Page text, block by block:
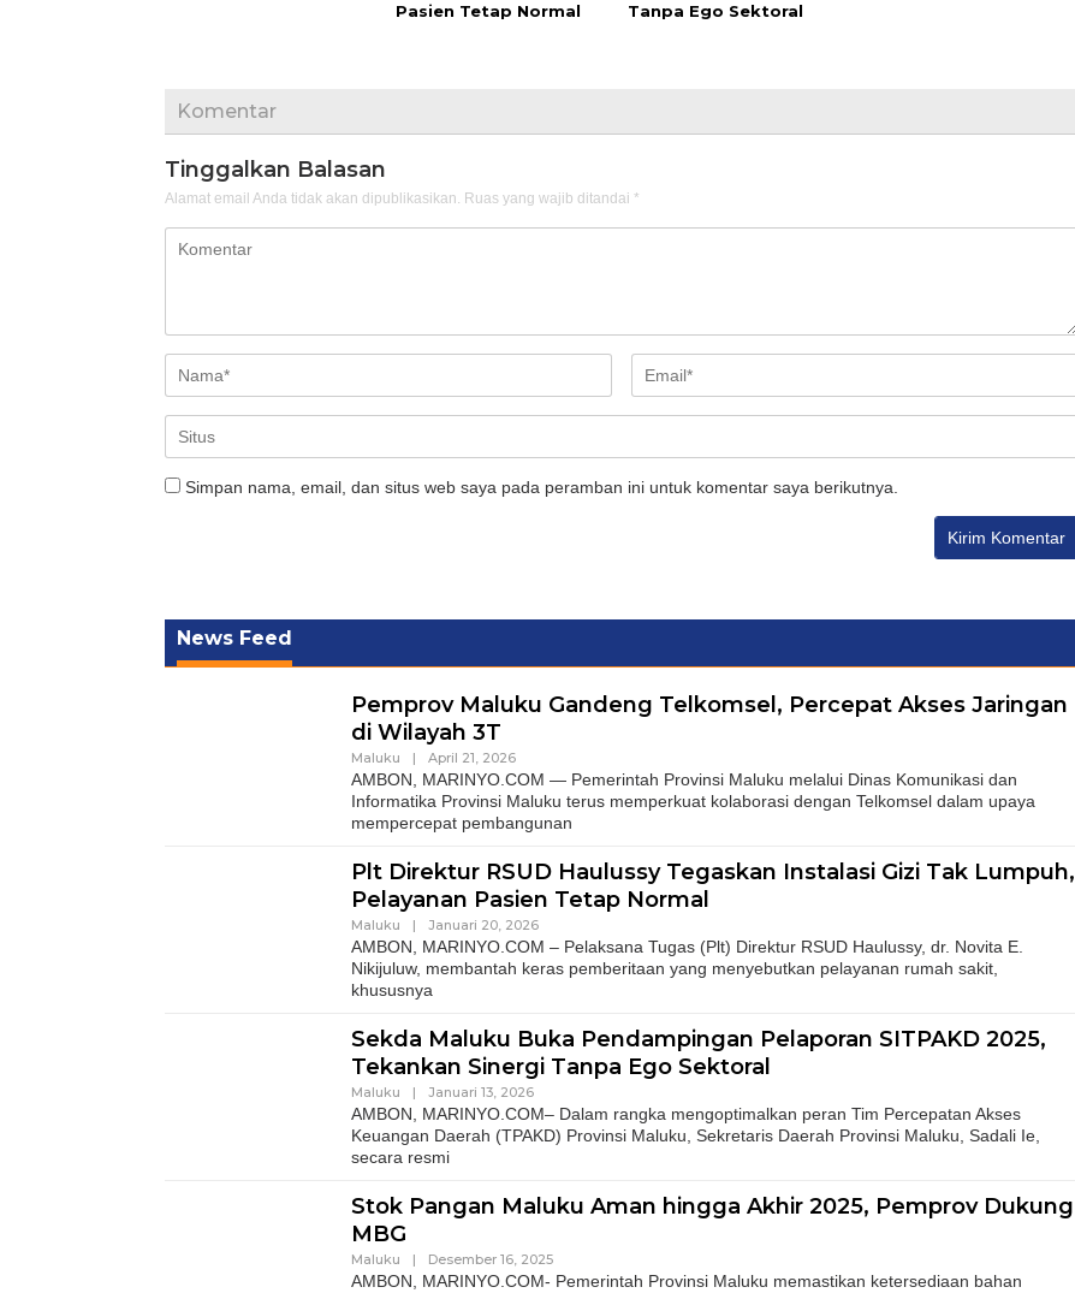
Pasien Tetap Normal
Tanpa Ego Sektoral
Komentar
Tinggalkan Balasan
Alamat email Anda tidak akan dipublikasikan. Ruas yang wajib ditandai *
Simpan nama, email, dan situs web saya pada peramban ini untuk komentar saya berikutnya.
News Feed
Pemprov Maluku Gandeng Telkomsel, Percepat Akses Jaringan
di Wilayah 3T
Maluku | April 21, 2026
AMBON, MARINYO.COM — Pemerintah Provinsi Maluku melalui Dinas Komunikasi dan
Informatika Provinsi Maluku terus memperkuat kolaborasi dengan Telkomsel dalam upaya
mempercepat pembangunan
Plt Direktur RSUD Haulussy Tegaskan Instalasi Gizi Tak Lumpuh,
Pelayanan Pasien Tetap Normal
Maluku | Januari 20, 2026
AMBON, MARINYO.COM – Pelaksana Tugas (Plt) Direktur RSUD Haulussy, dr. Novita E.
Nikijuluw, membantah keras pemberitaan yang menyebutkan pelayanan rumah sakit,
khususnya
Sekda Maluku Buka Pendampingan Pelaporan SITPAKD 2025,
Tekankan Sinergi Tanpa Ego Sektoral
Maluku | Januari 13, 2026
AMBON, MARINYO.COM– Dalam rangka mengoptimalkan peran Tim Percepatan Akses
Keuangan Daerah (TPAKD) Provinsi Maluku, Sekretaris Daerah Provinsi Maluku, Sadali Ie,
secara resmi
Stok Pangan Maluku Aman hingga Akhir 2025, Pemprov Dukung
MBG
Maluku | Desember 16, 2025
AMBON, MARINYO.COM- Pemerintah Provinsi Maluku memastikan ketersediaan bahan